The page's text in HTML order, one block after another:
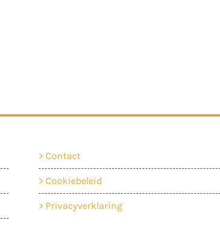
Contact
Cookiebeleid
Privacyverklaring